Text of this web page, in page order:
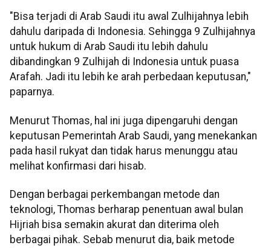
"Bisa terjadi di Arab Saudi itu awal Zulhijahnya lebih
dahulu daripada di Indonesia. Sehingga 9 Zulhijahnya
untuk hukum di Arab Saudi itu lebih dahulu
dibandingkan 9 Zulhijah di Indonesia untuk puasa
Arafah. Jadi itu lebih ke arah perbedaan keputusan,"
paparnya.
Menurut Thomas, hal ini juga dipengaruhi dengan
keputusan Pemerintah Arab Saudi, yang menekankan
pada hasil rukyat dan tidak harus menunggu atau
melihat konfirmasi dari hisab.
Dengan berbagai perkembangan metode dan
teknologi, Thomas berharap penentuan awal bulan
Hijriah bisa semakin akurat dan diterima oleh
berbagai pihak. Sebab menurut dia, baik metode